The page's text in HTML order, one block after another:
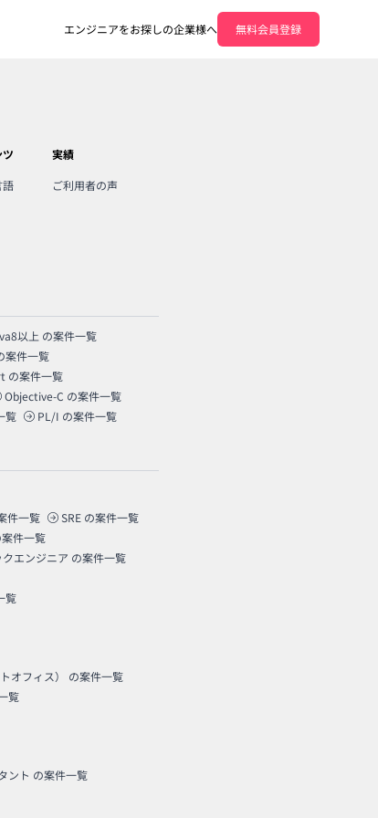
エンジニアをお探しの企業様へ 無料会員登録
語
実績
ご利用者の声
以上 の案件一覧
案件一覧
の案件一覧
Objective-C の案件一覧
覧 PL/I の案件一覧
件一覧 SRE の案件一覧
案件一覧
エンジニア の案件一覧
覧
オフィス）
の案件一覧
覧
ント の案件一覧